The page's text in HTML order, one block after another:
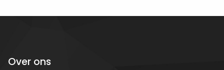
Over ons